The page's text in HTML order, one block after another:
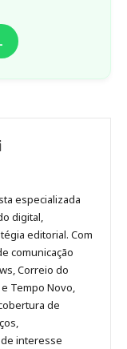
de especializada
digital,
editorial. Com
comunicação
Correio do
Tempo Novo,
de
interesse